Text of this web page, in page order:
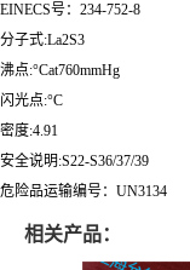
EINECS号：234-752-8
分子式:La2S3
沸点:°Cat760mmHg
闪光点:°C
密度:4.91
安全说明:S22-S36/37/39
危险品运输编号：UN3134
相关产品：